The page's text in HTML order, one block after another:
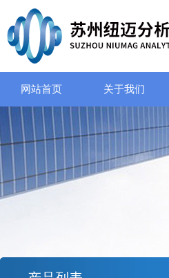
网站首页 关于我们